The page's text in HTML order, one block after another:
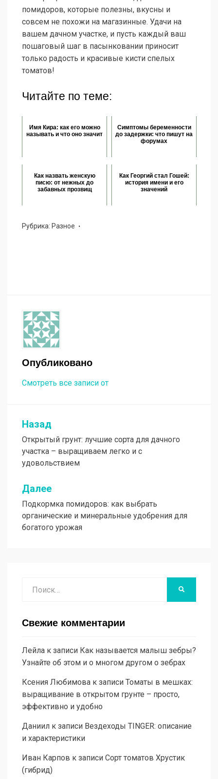
помидоров, которые полезны, вкусны и
совсем не похожи на магазинные. Удачи на
вашем дачном участке, и пусть каждый ваш
пошаговый шаг в пасынковании приносит
только радость и красивые кисти спелых
томатов!
Читайте по теме:
Имя Кира: как его можно
называть и что оно значит
Симптомы беременности
до задержки: что пишут на
форумах
Как назвать женскую
писю: от нежных до
забавных прозвищ
Как Георгий стал Гошей:
история имени и его
значений
Рубрика: Разное
Опубликовано
Смотреть все записи от
Навигация
по
записям
Назад
Открытый грунт: лучшие сорта для дачного
участка – выращиваем легко и с
удовольствием
Далее
Подкормка помидоров: как выбрать
органические и минеральные удобрения для
богатого урожая
Свежие комментарии
Лейла к записи Как называется малыш зебры?
Узнайте об этом и о многом другом о зебрах
Ксения Любимова к записи Томаты в мешках:
выращивание в открытом грунте – просто,
эффективно и удобно
Даниил к записи Вездеходы TINGER: описание
и характеристики
Иван Карпов к записи Сорт томатов Хрустик
(гибрид)